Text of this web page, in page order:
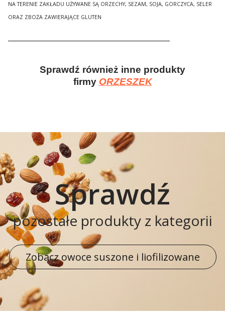
NA TERENIE ZAKŁADU UŻYWANE SĄ ORZECHY, SEZAM, SOJA, GORCZYCA, SELER
ORAZ ZBOŻA ZAWIERAJĄCE GLUTEN
Sprawdź również inne produkty
firmy ORZESZEK
Sprawdź
pozostałe produkty z kategorii
Zobacz owoce suszone i liofilizowane